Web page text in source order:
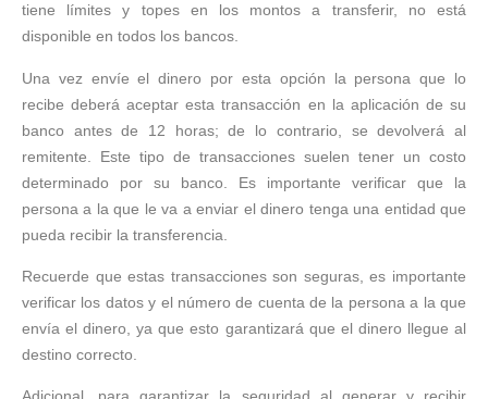
tiene límites y topes en los montos a transferir, no está
disponible en todos los bancos.
Una vez envíe el dinero por esta opción la persona que lo
recibe deberá aceptar esta transacción en la aplicación de su
banco antes de 12 horas; de lo contrario, se devolverá al
remitente. Este tipo de transacciones suelen tener un costo
determinado por su banco. Es importante verificar que la
persona a la que le va a enviar el dinero tenga una entidad que
pueda recibir la transferencia.
Recuerde que estas transacciones son seguras, es importante
verificar los datos y el número de cuenta de la persona a la que
envía el dinero, ya que esto garantizará que el dinero llegue al
destino correcto.